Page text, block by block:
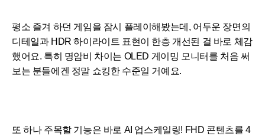
평소 즐겨 하던 게임을 잠시 플레이해봤는데, 어두운 장면의
디테일과 HDR 하이라이트 표현이 한층 개선된 걸 바로 체감
했어요. 특히 명암비 차이는 OLED 게이밍 모니터를 처음 써
보는 분들에겐 정말 쇼킹한 수준일 거예요.
또 하나 주목할 기능은 바로 AI 업스케일링! FHD 콘텐츠를 4